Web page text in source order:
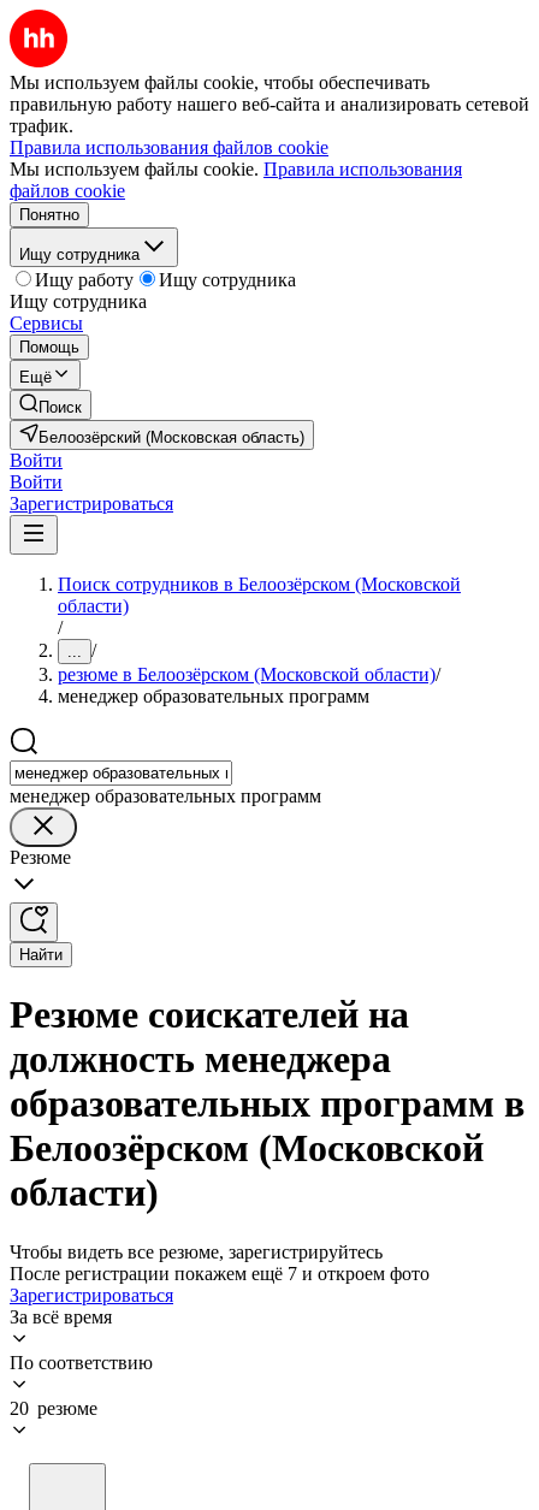
Мы используем файлы cookie, чтобы обеспечивать
правильную работу нашего веб-сайта и анализировать сетевой
трафик.
Правила использования файлов cookie
Мы используем файлы cookie. Правила использования
файлов cookie
Понятно
Ищу сотрудника
Ищу работу
Ищу сотрудника
Ищу сотрудника
Сервисы
Помощь
Ещё
Поиск
Белоозёрский (Московская область)
Войти
Войти
Зарегистрироваться
Поиск сотрудников в Белоозёрском (Московской
области)
/
... /
резюме в Белоозёрском (Московской области)/
менеджер образовательных программ
менеджер образовательных программ
Резюме
Найти
Резюме соискателей на
должность менеджера
образовательных программ в
Белоозёрском (Московской
области)
Чтобы видеть все резюме, зарегистрируйтесь
После регистрации покажем ещё 7 и откроем фото
Зарегистрироваться
За всё время
По соответствию
20 резюме